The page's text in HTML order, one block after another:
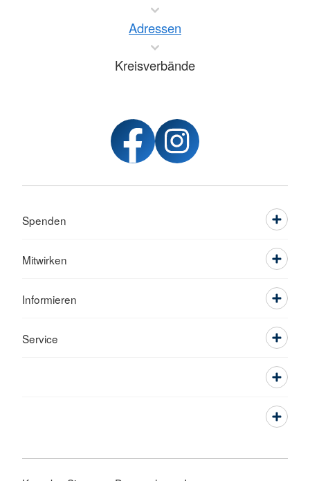
Adressen
Kreisverbände
Spenden
Mitwirken
Informieren
Service